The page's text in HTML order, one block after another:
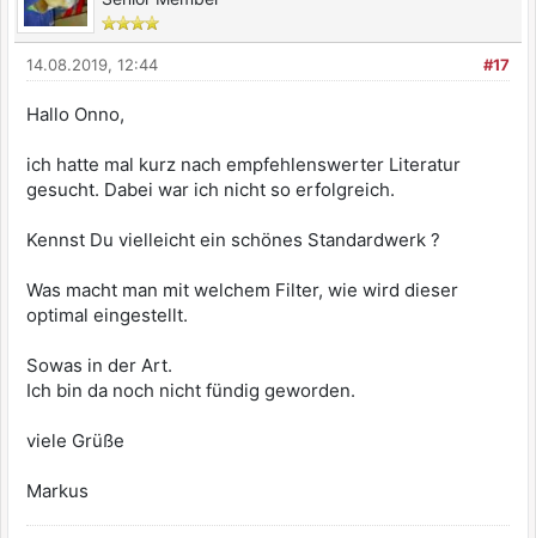
#17
14.08.2019, 12:44
Hallo Onno,
ich hatte mal kurz nach empfehlenswerter Literatur
gesucht. Dabei war ich nicht so erfolgreich.
Kennst Du vielleicht ein schönes Standardwerk ?
Was macht man mit welchem Filter, wie wird dieser
optimal eingestellt.
Sowas in der Art.
Ich bin da noch nicht fündig geworden.
viele Grüße
Markus